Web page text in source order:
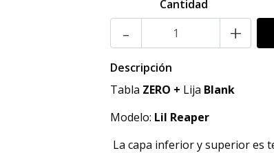
Cantidad
- +
Descripción
Tabla ZERO + Lija Blank
Modelo: Lil Reaper
La capa inferior y superior es